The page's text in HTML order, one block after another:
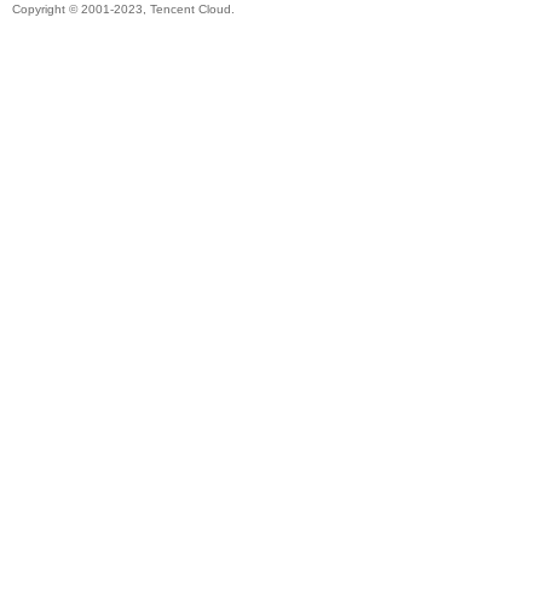
Copyright © 2001-2023, Tencent Cloud.